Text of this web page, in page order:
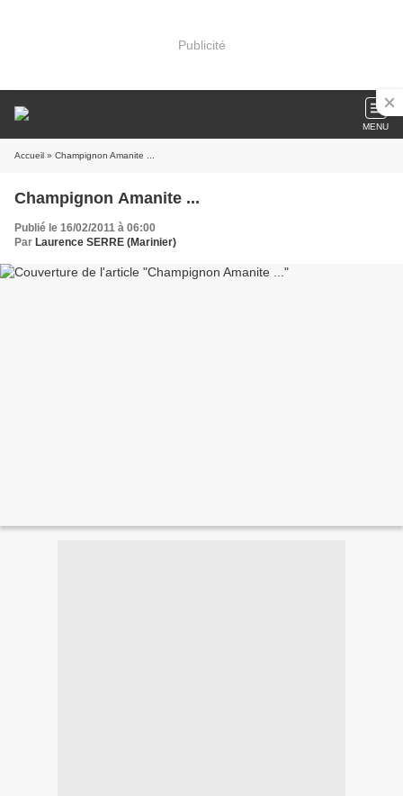
Publicité
MENU
Accueil » Champignon Amanite ...
Champignon Amanite ...
Publié le 16/02/2011 à 06:00
Par Laurence SERRE (Marinier)